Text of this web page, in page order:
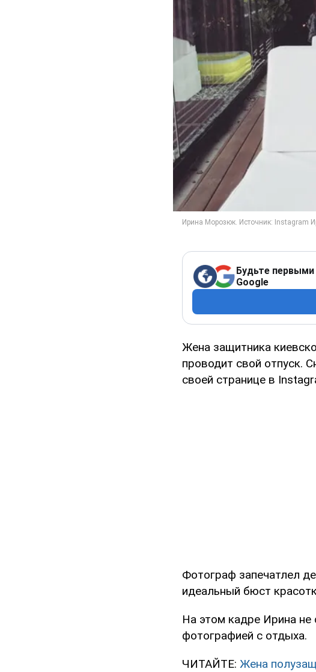
Будьте первыми
Google
Жена защитника
проводит свой отпуск.
своей странице в
Фотограф запечатлел
идеальный бюст
На этом кадре Ирина
фотографией с отдыха.
ЧИТАЙТЕ: Жена